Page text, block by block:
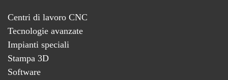
Centri di lavoro CNC
Tecnologie avanzate
Impianti speciali
Stampa 3D
Software